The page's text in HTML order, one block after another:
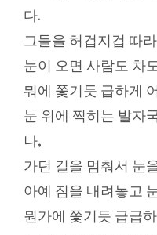
다.
그들을 허겁지겁 따
눈이 오면 사람도 차
뭐에 쫓기듯 급하게
눈 위에 찍히는 발자
나,
가던 길을 멈춰서 눈
아예 짐을 내려놓고
뭔가에 쫓기듯 급급